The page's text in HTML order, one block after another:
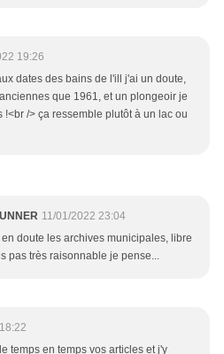
19:26
dates des bains de l'ill j'ai un doute,
que 1961, et un plongeoir je
!<br /> ça ressemble plutôt à un lac ou
11/01/2022 23:04
en doute les archives municipales, libre
pas très raisonnable je pense...
temps en temps vos articles et j'y